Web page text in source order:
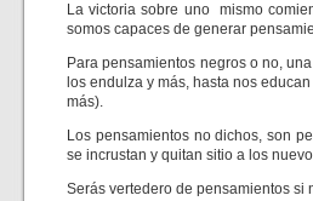
La victoria sobre uno mismo
somos capaces de generar
Para pensamientos negros o no,
los endulza y más, hasta nos
más).
Los pensamientos no dichos, son
se incrustan y quitan sitio a los
Serás vertedero de pensamientos si